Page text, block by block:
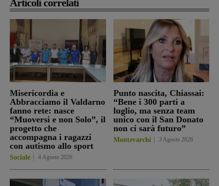
Articoli correlati
Misericordia e
Abbracciamo il Valdarno
fanno rete: nasce
“Muoversi e non Solo”, il
progetto che
accompagna i ragazzi
con autismo allo sport
Sociale 4 Agosto 2026
Punto nascita, Chiassai:
“Bene i 300 parti a
luglio, ma senza team
unico con il San Donato
non ci sarà futuro”
Montevarchi 3 Agosto 2026